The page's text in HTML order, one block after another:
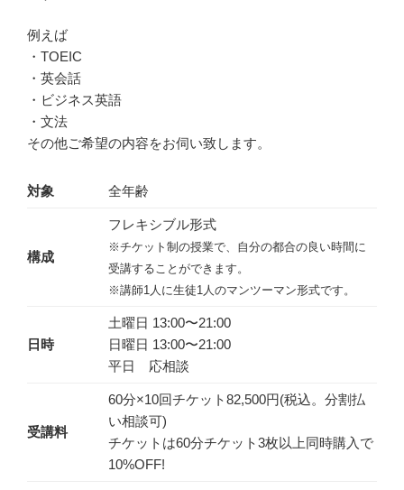
例えば
・TOEIC
・英会話
・ビジネス英語
・文法
その他ご希望の内容をお伺い致します。
対象 全年齢
構成
フレキシブル形式
※チケット制の授業で、自分の都合の良い時間に
受講することができます。
※講師1人に生徒1人のマンツーマン形式です。
日時
土曜日 13:00〜21:00
日曜日 13:00〜21:00
平日 応相談
受講料
60分×10回チケット82,500円(税込。分割払
い相談可)
チケットは60分チケット3枚以上同時購入で
10%OFF!